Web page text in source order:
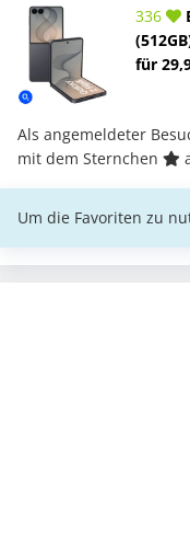
336
für
Als angemeldeter
mit dem Sternchen
Um die Favoriten zu